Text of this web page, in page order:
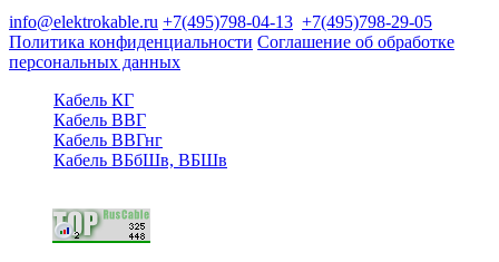
info@elektrokable.ru +7(495)798-04-13 +7(495)798-29-05
Политика конфиденциальности Соглашение об обработке
персональных данных
Кабель КГ
Кабель ВВГ
Кабель ВВГнг
Кабель ВБбШв, ВБШв